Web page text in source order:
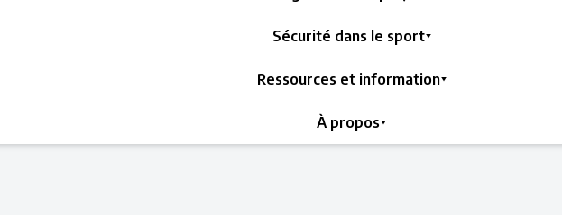
Sécurité dans le sport
Ressources et information
À propos